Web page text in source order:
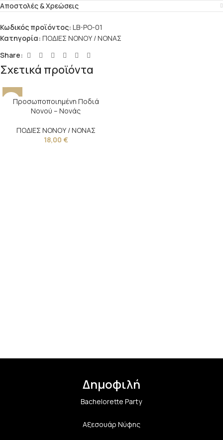
Αποστολές & Χρεώσεις
Κωδικός προϊόντος: LB-PO-01
Κατηγορία: ΠΟΔΙΕΣ ΝΟΝΟΥ / ΝΟΝΑΣ
Share:
Σχετικά προϊόντα
Προσωποποιημένη Ποδιά
Νονού – Νονάς
ΠΟΔΙΕΣ ΝΟΝΟΥ / ΝΟΝΑΣ
18,00 €
Δημοφιλή
Bachelorette Party
Αξεσουάρ Νύφης